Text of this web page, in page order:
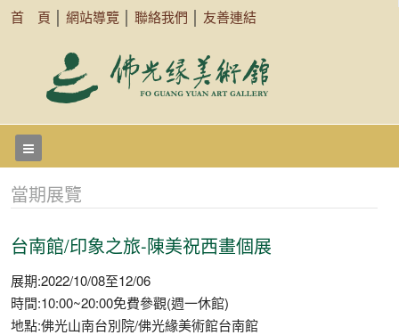
首 頁 網站導覽 聯絡我們 友善連結
當期展覽
台南館/印象之旅-陳美祝西畫個展
展期:2022/10/08至12/06
時間:10:00~20:00免費參觀(週一休館)
地點:佛光山南台別院/佛光緣美術館台南館